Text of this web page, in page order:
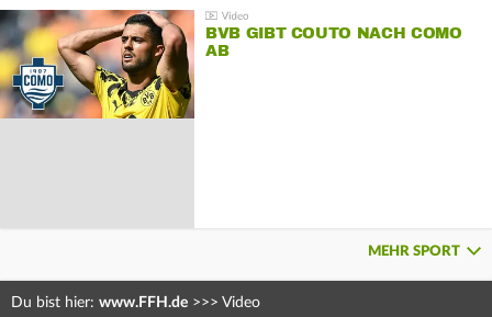
BVB GIBT COUTO NACH COMO
AB
MEHR SPORT
Du bist hier: www.FFH.de >>> Video